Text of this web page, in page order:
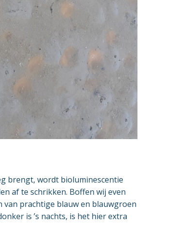
brengt, wordt bioluminescentie
af te schrikken. Boffen wij even
prachtige blauw en blauwgroen
is ’s nachts, is het hier extra